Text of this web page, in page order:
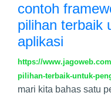
contoh
pilihan terbaik
aplikasi
https://
pilihan-terbaik-untuk-
mari kita bahas satu